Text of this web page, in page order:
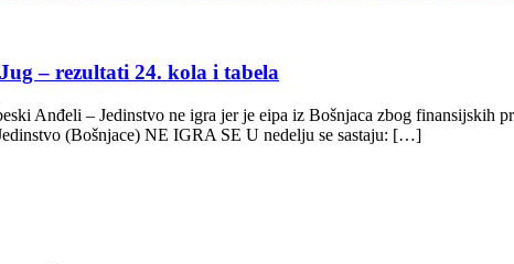
– rezultati 24. kola i tabela
Anđeli – Jedinstvo ne igra jer je eipa iz Bošnjaca zbog finansijskih
(Bošnjace) NE IGRA SE U nedelju se sastaju: […]